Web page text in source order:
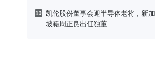
10 凯伦股份董事会迎半导体老将，新加
坡籍周正良出任独董